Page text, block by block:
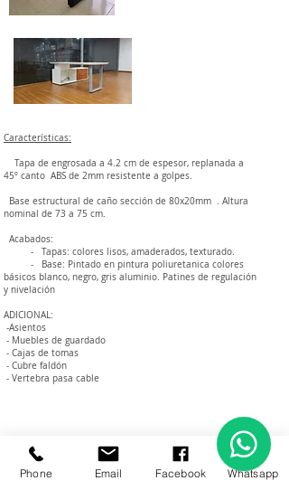
Características:
Tapa de engrosada a 4.2 cm de espesor, replanada a
45º canto ABS de 2mm resistente a golpes.
Base estructural de caño sección de 80x20mm . Altura
nominal de 73 a 75 cm.
Acabados:
- Tapas: colores lisos, amaderados, texturado. ​
- Base: Pintado en pintura poliuretanica colores
básicos blanco, negro, gris aluminio. Patines de regulación
y nivelación
ADICIONAL:
-Asientos
- Muebles de guardado
- Cajas de tomas
- Cubre faldón
- Vertebra pasa cable
Phone Email Facebook Whatsapp